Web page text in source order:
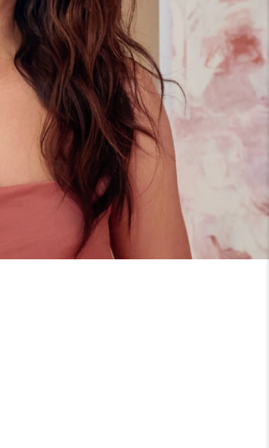
Meus endereços
As minhas subscrições